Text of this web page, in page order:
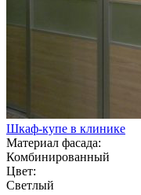
Шкаф-купе в клинике
Материал фасада:
Комбинированный
Цвет:
Светлый